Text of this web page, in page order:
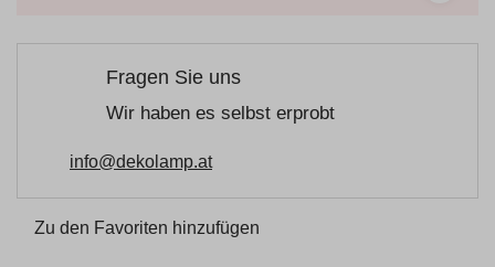
Fragen Sie uns
Wir haben es selbst erprobt
info@dekolamp.at
Zu den Favoriten hinzufügen